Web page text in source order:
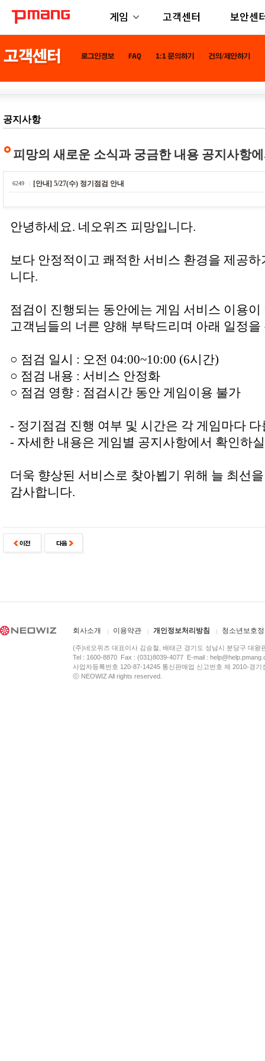
게임 고객센터 보안센
공지사항
피망의 새로운 소식과 궁금한 내용 공지사항
6249 [안내] 5/27(수) 정기점검 안내
안녕하세요. 네오위즈 피망입니다.
보다 안정적이고 쾌적한 서비스 환경을 제공
니다.
점검이 진행되는 동안에는 게임 서비스 이용
고객님들의 너른 양해 부탁드리며 아래 일정
○ 점검 일시 : 오전 04:00~10:00 (6시간)
○ 점검 내용 : 서비스 안정화
○ 점검 영향 : 점검시간 동안 게임이용 불가
- 정기점검 진행 여부 및 시간은 각 게임마다
- 자세한 내용은 게임별 공지사항에서 확인하
더욱 향상된 서비스로 찾아뵙기 위해 늘 최선
감사합니다.
회사소개 이용약관 개인정보처리방침 청소년보호
(주)네오위즈 대표이사 김승철, 배태근 경기도 성남시 분당구 대왕
Tel : 1600-8870 Fax : (031)8039-4077 E-mail :
사업자등록번호 120-87-14245 통신판매업 신고번호 제 2010-경
ⓒ NEOWIZ All rights reserved.